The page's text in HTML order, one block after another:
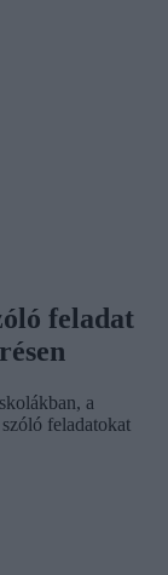
feladat
a
feladatokat